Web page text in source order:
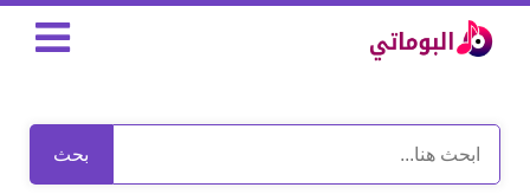
بحث